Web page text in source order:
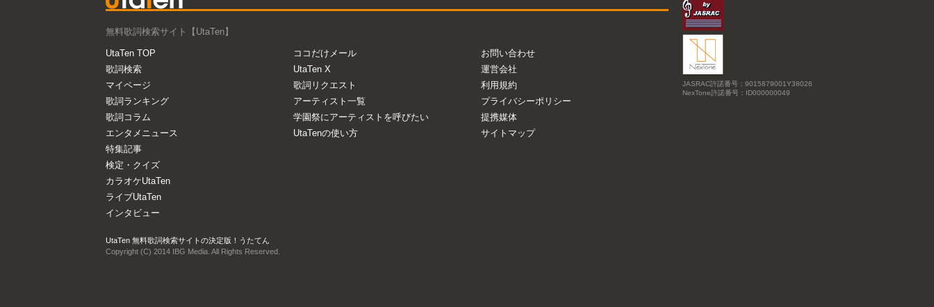
無料歌詞検索サイト【UtaTen】
UtaTen TOP
歌詞検索
マイページ
歌詞ランキング
歌詞コラム
エンタメニュース
特集記事
検定・クイズ
カラオケUtaTen
ライブUtaTen
インタビュー
ココだけメール
UtaTen X
歌詞リクエスト
アーティスト一覧
学園祭にアーティストを呼びたい
UtaTenの使い方
お問い合わせ
運営会社
利用規約
プライバシーポリシー
提携媒体
サイトマップ
UtaTen 無料歌詞検索サイトの決定版！うたてん
Copyright (C) 2014 IBG Media. All Rights Reserved.
JASRAC許諾番号：9015879001Y38026
NexTone許諾番号：ID000000049